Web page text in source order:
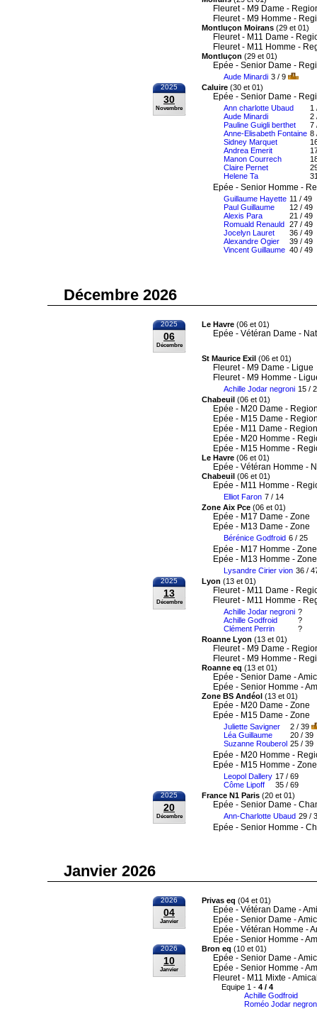
Fleuret - M9 Dame -
Fleuret - M9 Homme -
Montluçon Moirans (29 et 01)
Fleuret - M11 Dame -
Fleuret - M11 Homme -
Montluçon (29 et 01)
Epée - Senior Dame -
Aude Minardi 3 / 9
2025
30
Novembre
Caluire (30 et 01)
Epée - Senior Dame -
Ann charlotte Ubaud
Aude Minardi
Pauline Guigli berthet
Anne-Elisabeth Fontaine
Sidney Marquet
Andrea Emerit
Manon Courrech
Claire Pernet
Helene Ta
1
2
7
8
Epée - Senior Homme -
Guillaume Hayette
Paul Guillaume
Alexis Para
Romuald Renauld
Jocelyn Lauret
Alexandre Ogier
Vincent Guillaume
11 / 49
12 / 49
21 / 49
27 / 49
36 / 49
39 / 49
40 / 49
Décembre 2026
2025
06
Décembre
Le Havre (06 et 01)
Epée - Vétéran Dame -
St Maurice Exil (06 et 01)
Fleuret - M9 Dame - Ligue
Fleuret - M9 Homme -
Achille Jodar negroni 15 /
Chabeuil (06 et 01)
Epée - M20 Dame -
Epée - M15 Dame -
Epée - M11 Dame -
Epée - M20 Homme -
Epée - M15 Homme -
Le Havre (06 et 01)
Epée - Vétéran Homme -
Chabeuil (06 et 01)
Epée - M11 Homme -
Elliot Faron 7 / 14
Zone Aix Pce (06 et 01)
Epée - M17 Dame - Zone
Epée - M13 Dame - Zone
Bérénice Godfroid 6 / 25
Epée - M17 Homme - Zone
Epée - M13 Homme - Zone
Lysandre Cirier vion 36 /
2025
13
Décembre
Lyon (13 et 01)
Fleuret - M11 Dame -
Fleuret - M11 Homme -
Achille Jodar negroni
Achille Godfroid
Clément Perrin
?
?
?
Roanne Lyon (13 et 01)
Fleuret - M9 Dame -
Fleuret - M9 Homme -
Roanne eq (13 et 01)
Epée - Senior Dame -
Epée - Senior Homme -
Zone BS Andéol (13 et 01)
Epée - M20 Dame - Zone
Epée - M15 Dame - Zone
Juliette Savigner
Léa Guillaume
Suzanne Rouberol
2 / 39
20 / 39
25 / 39
Epée - M20 Homme -
Epée - M15 Homme - Zone
Leopol Dallery
Côme Lipoff
17 / 69
35 / 69
2025
20
Décembre
France N1 Paris (20 et 01)
Epée - Senior Dame -
Ann-Charlotte Ubaud 29 /
Epée - Senior Homme -
Janvier 2026
2026
04
Janvier
Privas eq (04 et 01)
Epée - Vétéran Dame -
Epée - Senior Dame -
Epée - Vétéran Homme -
Epée - Senior Homme -
2026
10
Janvier
Bron eq (10 et 01)
Epée - Senior Dame -
Epée - Senior Homme -
Fleuret - M11 Mixte -
Equipe 1 - 4 / 4
Achille Godfroid
Roméo Jodar